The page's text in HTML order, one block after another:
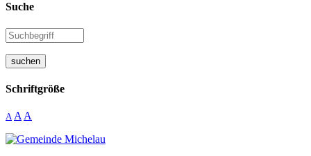
Suche
suchen
Schriftgröße
A A A